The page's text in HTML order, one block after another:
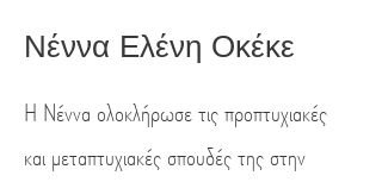
Νέννα Ελένη Οκέκε
Η Νέννα ολοκλήρωσε τις προπτυχιακές
και μεταπτυχιακές σπουδές της στην